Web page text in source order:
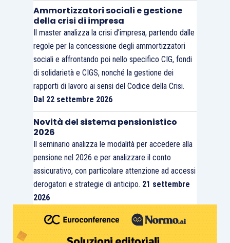
Ammortizzatori sociali e gestione
della crisi di impresa
Il master analizza la crisi d’impresa, partendo dalle
regole per la concessione degli ammortizzatori
sociali e affrontando poi nello specifico CIG, fondi
di solidarietà e CIGS, nonché la gestione dei
rapporti di lavoro ai sensi del Codice della Crisi.
Dal 22 settembre 2026
Novità del sistema pensionistico
2026
Il seminario analizza le modalità per accedere alla
pensione nel 2026 e per analizzare il conto
assicurativo, con particolare attenzione ad accessi
derogatori e strategie di anticipo. 21 settembre
2026